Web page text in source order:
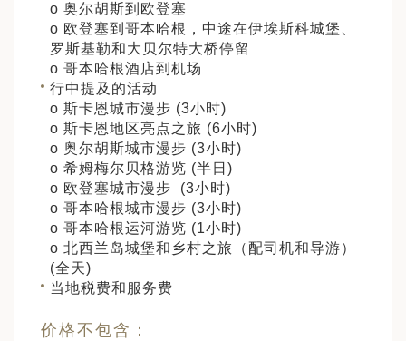
o 奥尔胡斯到欧登塞
o 欧登塞到哥本哈根，中途在伊埃斯科城堡、
罗斯基勒和大贝尔特大桥停留
o 哥本哈根酒店到机场
行中提及的活动
o 斯卡恩城市漫步 (3小时)
o 斯卡恩地区亮点之旅 (6小时)
o 奥尔胡斯城市漫步 (3小时)
o 希姆梅尔贝格游览 (半日)
o 欧登塞城市漫步 (3小时)
o 哥本哈根城市漫步 (3小时)
o 哥本哈根运河游览 (1小时)
o 北西兰岛城堡和乡村之旅（配司机和导游）
(全天)
当地税费和服务费
价格不包含：